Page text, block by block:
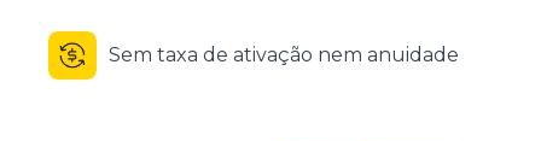
Sem taxa de ativação nem anuidade